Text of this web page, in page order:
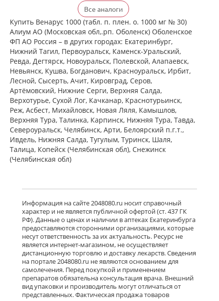
Детралекс (табл. п. плен. о. 500 мг №
60) Лаборатории Сервье Индастри
Франция Сервье РУС ООО Россия
есть в 535 аптеках
от 1 790,00 до 3 422,00
Венарус (табл. п. плен. о. 50 мг+450
мг № 30) Алиум АО (Московская
обл,.рп. Оболенск) Россия
есть в 488 аптеках
от 890,00 до 1 980,00
Венарус (табл. п. плен. о. 50 мг+450
мг № 60) Алиум АО (Московская
обл,.рп. Оболенск) Россия
есть в 443 аптеках
от 1 304,00 до 2 395,00
Детралекс (табл. п. плен. о. 1000 мг
№ 60) Лаборатории Сервье
Индастри Франция Сервье РУС ООО
Россия
есть в 674 аптеках
от 2 519,30 до 4 170,00
Флебавен (табл. п. плен. о. 500 мг №
32) КРКА-Рус ООО Россия
есть в 25 аптеках
от 865,00 до 1 566,00
Все аналоги
Купить Венарус 1000 (табл. п. плен. о. 1000 мг № 30)
Алиум АО (Московская обл,.рп. Оболенск) Оболенское
ФП АО Россия – в других городах: Екатеринбург,
Нижний Тагил, Первоуральск, Каменск-Уральский,
Ревда, Дегтярск, Новоуральск, Полевской, Алапаевск,
Невьянск, Кушва, Богданович, Красноуральск, Ирбит,
Лесной, Сысерть, Ачит, Кировград, Серов,
Артёмовский, Нижние Cерги, Верхняя Салда,
Верхотурье, Сухой Лог, Качканар, Краснотурьинск,
Реж, Асбест, Михайловск, Новая Ляля, Камышлов,
Верхняя Тура, Талинка, Карпинск, Нижняя Тура, Тавда,
Североуральск, Челябинск, Арти, Белоярский п.г.т.,
Ивдель, Нижняя Салда, Тугулым, Туринск, Шаля,
Талица, Копейск (Челябинская обл), Снежинск
(Челябинская обл)
Информация на сайте 2048080.ru носит справочный
характер и не является публичной офертой (ст. 437 ГК
РФ). Данные о ценах и наличии в аптеках Екатеринбурга
предоставляются сторонними организациями, которые
несут ответственность за их актуальность. Ресурс не
является интернет-магазином, не осуществляет
дистанционную торговлю и доставку лекарств. Сведения
на портале 2048080.ru не являются основанием для
самолечения. Перед покупкой и применением
препаратов обязательна консультация врача. Внешний
вид упаковки и производитель могут отличаться от
представленных. Фактическая продажа товаров